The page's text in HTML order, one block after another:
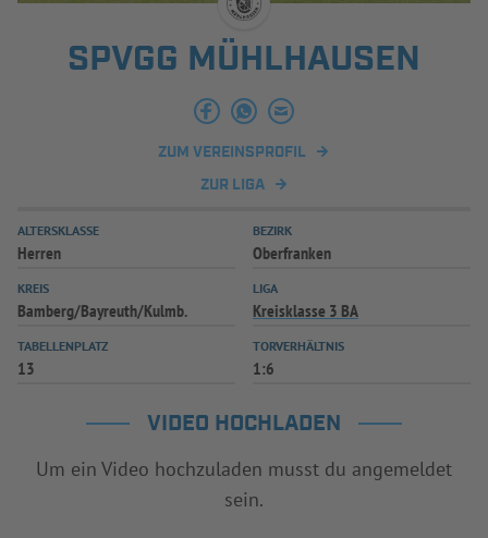
INFOTHEK SPIELPLUS
SPVGG MÜHLHAUSEN
ZUM VEREINSPROFIL
ZUR LIGA
ALTERSKLASSE
Herren
BEZIRK
Oberfranken
KREIS
Bamberg/Bayreuth/Kulmb.
LIGA
Kreisklasse 3 BA
TABELLENPLATZ
13
TORVERHÄLTNIS
1:6
VIDEO HOCHLADEN
Um ein Video hochzuladen musst du angemeldet
sein.